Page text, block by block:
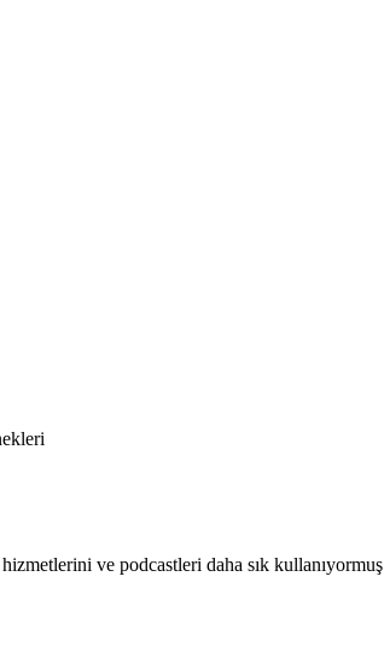
ve podcastleri daha sık